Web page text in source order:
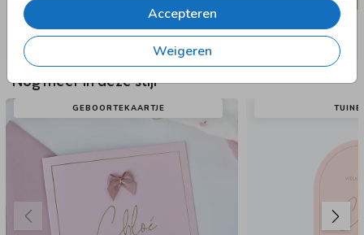
Accepteren
Weigeren
Nog meer in deze stijl
GEBOORTEKAARTJE